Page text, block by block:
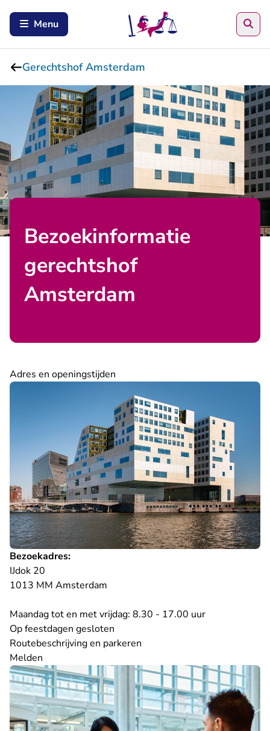
Menu
Gerechtshof Amsterdam
Bezoekinformatie
gerechtshof
Amsterdam
Adres en openingstijden
Bezoekadres:
IJdok 20
1013 MM Amsterdam
Maandag tot en met vrijdag: 8.30 - 17.00 uur
Opfeestdagen gesloten
Routebeschrijving en parkeren
Melden